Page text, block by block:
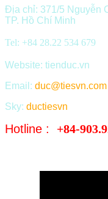
Địa chỉ: 371/5 Nguyễn
TP. Hồ Chí Minh
Tel: +84 28.22 534 679
Website: tienduc.vn
Email: duc@tiesvn.com
Sky: ductiesvn
Hotline : +84-